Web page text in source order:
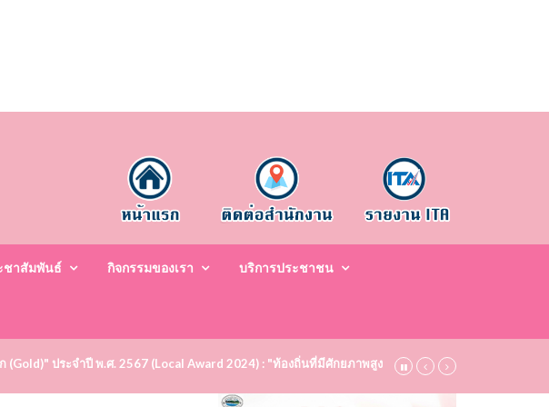
ชาสัมพันธ์ กิจกรรมของเรา บริการประชาชน
ประจำปี พ.ศ. 2567 (Local Award 2024) : "ท้องถิ่นที่มีศักยภาพสูง ระดับชมเชย (Bronze)" ประจำ